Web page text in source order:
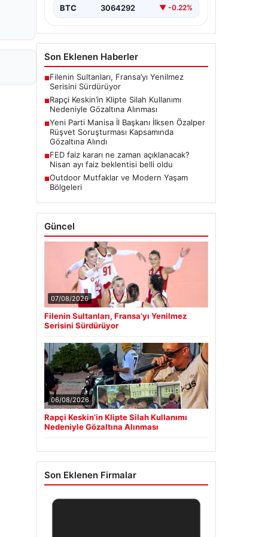
BTC 3064292 ▼ -0.22%
Son Eklenen Haberler
■Filenin Sultanları, Fransa’yı Yenilmez
Serisini Sürdürüyor
■Rapçi Keskin’in Klipte Silah Kullanımı
Nedeniyle Gözaltına Alınması
■Yeni Parti Manisa İl Başkanı İlksen Özalper
Rüşvet Soruşturması Kapsamında
Gözaltına Alındı
■FED faiz kararı ne zaman açıklanacak?
Nisan ayı faiz beklentisi belli oldu
■Outdoor Mutfaklar ve Modern Yaşam
Bölgeleri
Güncel
07/08/2026
Filenin Sultanları, Fransa’yı Yenilmez
Serisini Sürdürüyor
06/08/2026
Rapçi Keskin’in Klipte Silah Kullanımı
Nedeniyle Gözaltına Alınması
Son Eklenen Firmalar